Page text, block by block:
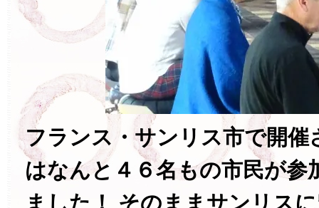
フランス・サンリス市で開催
はなんと４６名もの市民が参
ました！ そのままサンリス